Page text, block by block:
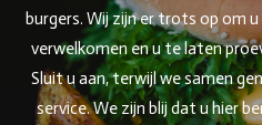
burgers. Wij zijn er trots op om
verwelkomen en u te laten
Sluit u aan, terwijl we samen
service. We zijn blij dat u hier